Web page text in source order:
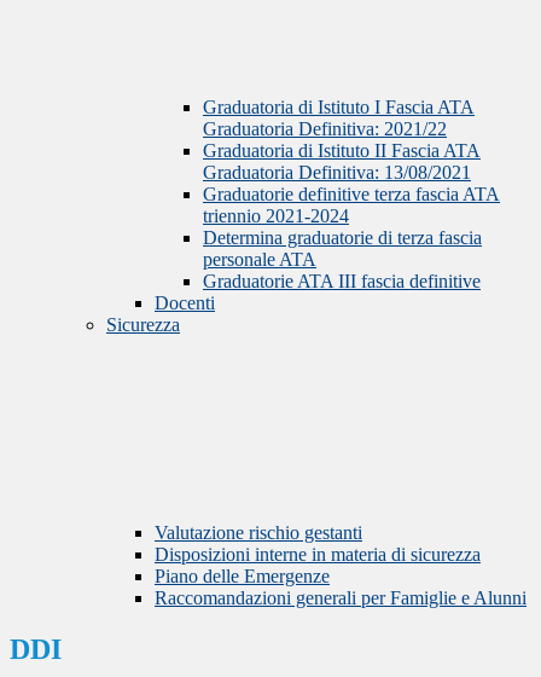
Graduatoria di Istituto I Fascia ATA
Graduatoria Definitiva: 2021/22
Graduatoria di Istituto II Fascia ATA
Graduatoria Definitiva: 13/08/2021
Graduatorie definitive terza fascia ATA
triennio 2021-2024
Determina graduatorie di terza fascia
personale ATA
Graduatorie ATA III fascia definitive
Docenti
Sicurezza
Valutazione rischio gestanti
Disposizioni interne in materia di sicurezza
Piano delle Emergenze
Raccomandazioni generali per Famiglie e Alunni
DDI